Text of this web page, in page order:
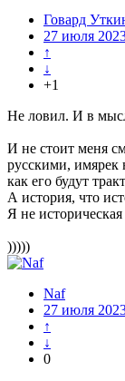
Говард
27 июля
↑
↓
+1
Не ловил. И в
И не стоит меня
русскими,
как его будут
А история, что
Я не
)))))
Naf
27 июля
↑
↓
0